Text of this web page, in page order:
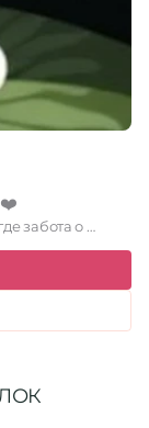
забота о …